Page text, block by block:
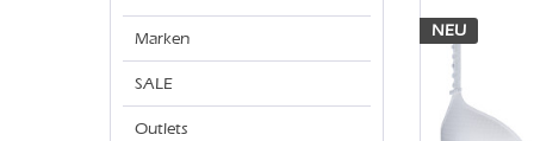
Marken
SALE
Outlets
NEU